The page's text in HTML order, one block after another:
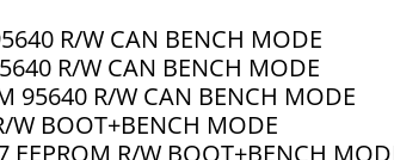
R/W CAN BENCH MODE
R/W CAN BENCH MODE
95640 R/W CAN BENCH MODE
BOOT+BENCH MODE
R/W BOOT+BENCH